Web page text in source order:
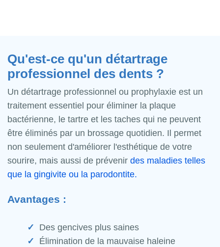
Qu'est-ce qu'un détartrage
professionnel des dents ?
Un détartrage professionnel ou prophylaxie est un
traitement essentiel pour éliminer la plaque
bactérienne, le tartre et les taches qui ne peuvent
être éliminés par un brossage quotidien. Il permet
non seulement d'améliorer l'esthétique de votre
sourire, mais aussi de prévenir des maladies telles
que la gingivite ou la parodontite.
Avantages :
Des gencives plus saines
Élimination de la mauvaise haleine